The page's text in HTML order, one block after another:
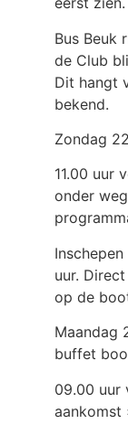
Bus Beuk
de Club
Dit hangt
bekend.
Zondag
11.00 uur
onder
uur.
op de
Maandag
buffet
09.00 uur
aankomst